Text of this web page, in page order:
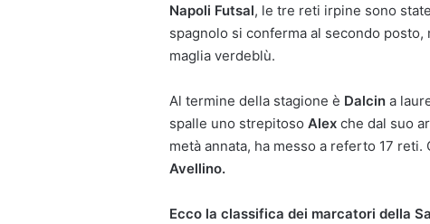
Napoli Futsal, le tre reti irpine sono
spagnolo si conferma al secondo
maglia verdeblù.
Al termine della stagione è Dalcin a
spalle uno strepitoso Alex che dal suo
metà annata, ha messo a referto 17 reti.
Avellino.
Ecco la classifica dei marcatori della